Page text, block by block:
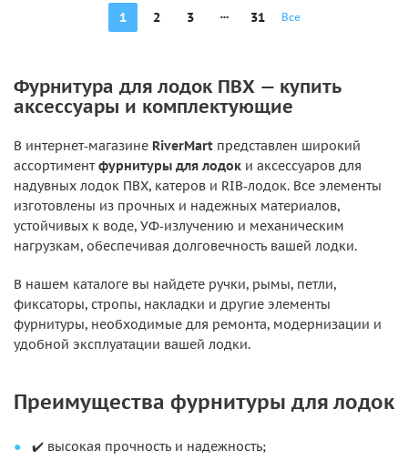
1 2 3 31 Все
Фурнитура для лодок ПВХ — купить
аксессуары и комплектующие
В интернет‑магазине RiverMart представлен широкий
ассортиментфурнитуры для лодок и аксессуаров для
надувных лодок ПВХ, катеров и RIB‑лодок. Все элементы
изготовлены из прочных и надежных материалов,
устойчивых к воде, УФ‑излучению и механическим
нагрузкам, обеспечивая долговечность вашей лодки.
В нашем каталоге вы найдете ручки, рымы, петли,
фиксаторы, стропы, накладки и другие элементы
фурнитуры, необходимые для ремонта, модернизации и
удобной эксплуатации вашей лодки.
Преимущества фурнитуры для лодок
✔️ высокая прочность и надежность;